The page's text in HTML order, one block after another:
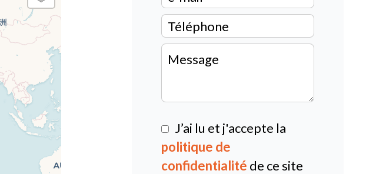
J’ai lu et j'accepte la
politique de
confidentialité de ce site